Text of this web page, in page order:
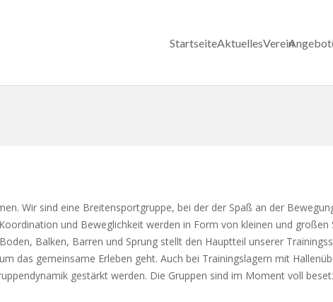
StartseiteAktuellesVerein
Wir sind eine Breitensportgruppe, bei der der Spaß an der
und Beweglichkeit werden in Form von kleinen und großen
Balken, Barren und Sprung stellt den Hauptteil unserer
das gemeinsame Erleben geht. Auch bei Trainingslagern mit
gestärkt werden. Die Gruppen sind im Moment voll